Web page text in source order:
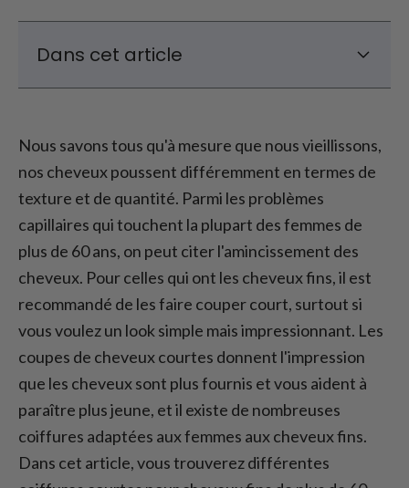
Dans cet article
ans ?
Coiffures courtes populaires pour les
cheveux fins de plus de 60 ans
Conseils pour coiffer les cheveux fins de
plus de 60 ans
Conclusion : Meilleures coiffures courtes
pour les cheveux fins de plus de 60 ans
Nous savons tous qu'à mesure que nous vieillissons,
nos cheveux poussent différemment en termes de
texture et de quantité. Parmi les problèmes
capillaires qui touchent la plupart des femmes de
plus de 60 ans, on peut citer l'amincissement des
cheveux. Pour celles qui ont les cheveux fins, il est
recommandé de les faire couper court, surtout si
vous voulez un look simple mais impressionnant. Les
coupes de cheveux courtes donnent l'impression
que les cheveux sont plus fournis et vous aident à
paraître plus jeune, et il existe de nombreuses
coiffures adaptées aux femmes aux cheveux fins.
Dans cet article, vous trouverez différentes